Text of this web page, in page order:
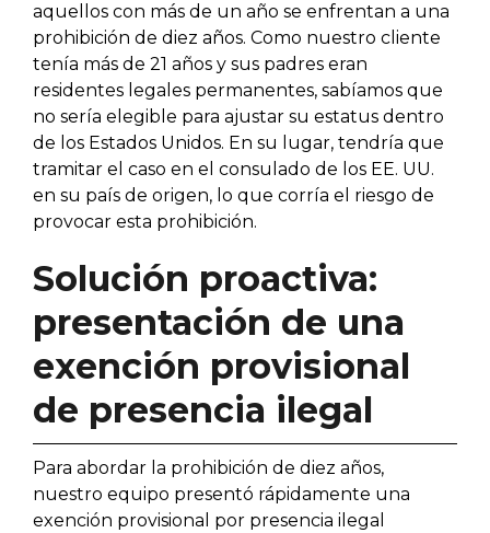
aquellos con más de un año se enfrentan a una
prohibición de diez años. Como nuestro cliente
tenía más de 21 años y sus padres eran
residentes legales permanentes, sabíamos que
no sería elegible para ajustar su estatus dentro
de los Estados Unidos. En su lugar, tendría que
tramitar el caso en el consulado de los EE. UU.
en su país de origen, lo que corría el riesgo de
provocar esta prohibición.
Solución proactiva:
presentación de una
exención provisional
de presencia ilegal
Para abordar la prohibición de diez años,
nuestro equipo presentó rápidamente una
exención provisional por presencia ilegal